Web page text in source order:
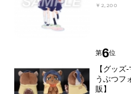
￥2,200
第6位
【グッ
うぶつフ
販】